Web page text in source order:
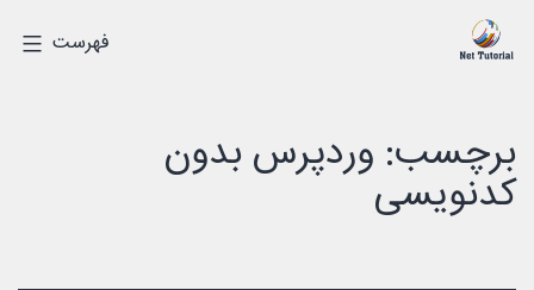
پرش
درک
فهرست
برچسب: وردپرس بدون
کدنویسی